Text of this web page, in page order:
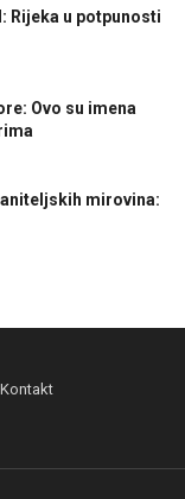
Rijeka u potpunosti
Ovo su imena
mirovina:
Kontakt